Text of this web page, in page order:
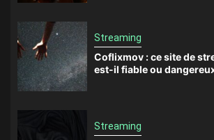
Streaming
Coflixmov : ce site de
est-il fiable ou
Streaming